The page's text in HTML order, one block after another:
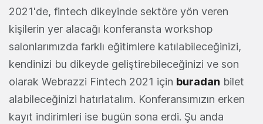
2021'de, fintech dikeyinde sektöre yön veren
kişilerin yer alacağı konferansta workshop
salonlarımızda farklı eğitimlere katılabileceğinizi,
kendinizi bu dikeyde geliştirebileceğinizi ve son
olarak Webrazzi Fintech 2021 için buradan bilet
alabileceğinizi hatırlatalım. Konferansımızın erken
kayıt indirimleri ise bugün sona erdi. Şu anda